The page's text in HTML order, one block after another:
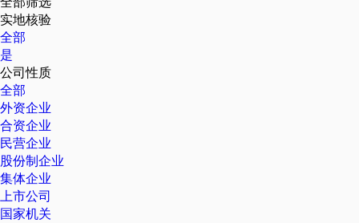
实地核验
全部
是
公司性质
全部
外资企业
合资企业
民营企业
股份制企业
集体企业
上市公司
国家机关